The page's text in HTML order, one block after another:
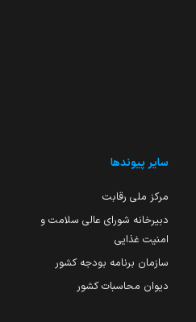
سایر پیوندها
مرکز ملی رقابت
دبیرخانه شورای عالی سلامت و
امنیت غذایی
سازمان برنامه بودجه کشور
دیوان محاسبات کشور